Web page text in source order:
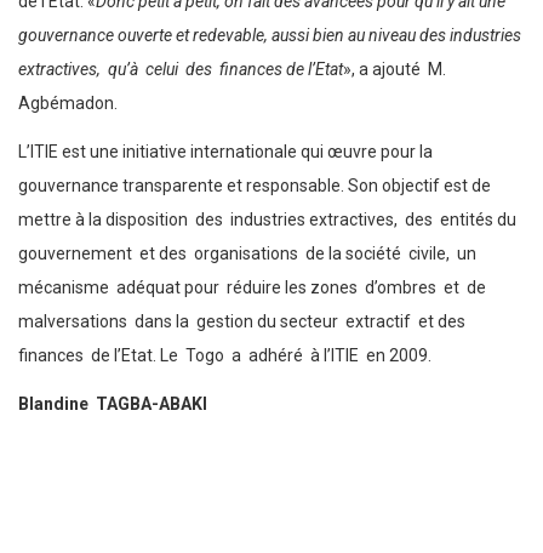
gouvernance ouverte et redevable, aussi bien au niveau des industries
extractives, qu’à celui des finances de l’Etat», a ajouté M.
Agbémadon.
L’ITIE est une initiative internationale qui œuvre pour la
gouvernance transparente et responsable. Son objectif est de
mettre à la disposition des industries extractives, des entités du
gouvernement et des organisations de la société civile, un
mécanisme adéquat pour réduire les zones d’ombres et de
malversations dans la gestion du secteur extractif et des
finances de l’Etat. Le Togo a adhéré à l’ITIE en 2009.
Blandine TAGBA-ABAKI